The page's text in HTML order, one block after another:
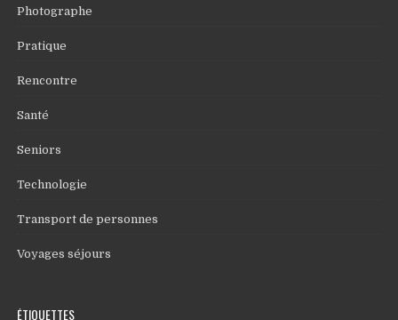
Photographe
Pratique
Rencontre
Santé
Seniors
Technologie
Transport de personnes
Voyages séjours
ÉTIQUETTES